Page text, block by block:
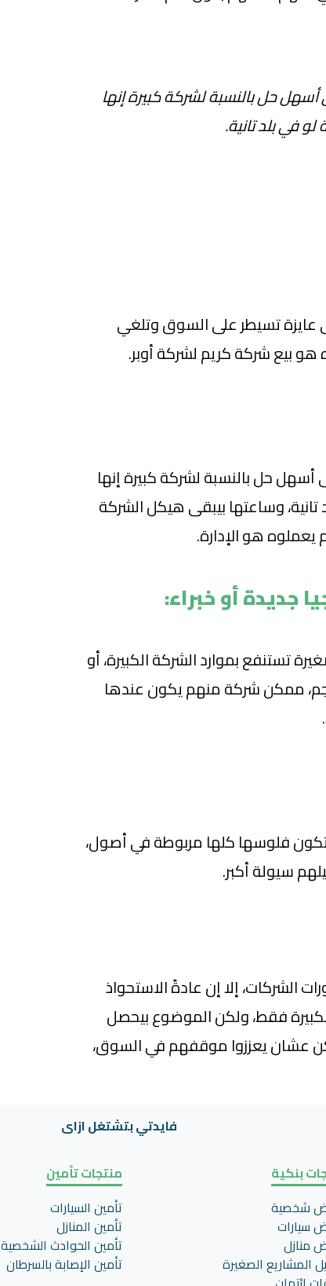
حل بالنسبة لشركة كبيرة إنها
في بلد تانية.
عايزة تسيطر على السوق وتلغي
بيع شركة كريم لشركة أوبر.
حل بالنسبة لشركة كبيرة إنها
وساعتها بيبقى هيكل الشركة
هو الإدارة.
تستنفع بموارد الشركة الكبيرة، أو
ممكن شركة منهم يكون عندها
فلوسها كلها مربوطة في أصول،
سيولة أكبر.
الشركات، إلا إن عادةً الاستحواذ
فقط، ولكن الموضوع بيحصل
عشان يعززوا موقفهم في السوق،
فايدتي بتشتغل ازاى
بنكية
شخصية
سيارات
منازل
المشاريع الصغيرة
منتجات تأمين
تأمين السيارات
تأمين المنازل
تأمين الحوادث الشخصية
تأمين اﻹصابة بالسرطان